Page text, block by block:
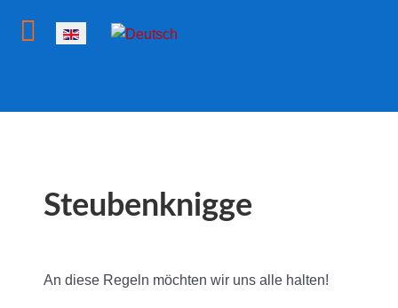
Select your language
Steubenknigge
An diese Regeln möchten wir uns alle halten!